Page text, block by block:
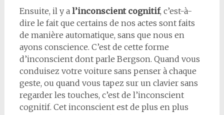
Ensuite, il y a l’inconscient cognitif, c’est-à-
dire le fait que certains de nos actes sont faits
de manière automatique, sans que nous en
ayons conscience. C’est de cette forme
d’inconscient dont parle Bergson. Quand vous
conduisez votre voiture sans penser à chaque
geste, ou quand vous tapez sur un clavier sans
regarder les touches, c’est de l’inconscient
cognitif. Cet inconscient est de plus en plus